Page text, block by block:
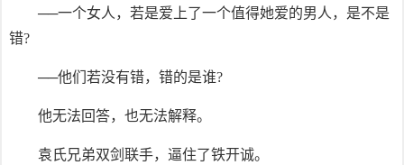
──一个女人，若是爱上了一个值得她爱的男人，是不是
错?
──他们若没有错，错的是谁?
他无法回答，也无法解释。
袁氏兄弟双剑联手，逼住了铁开诚。